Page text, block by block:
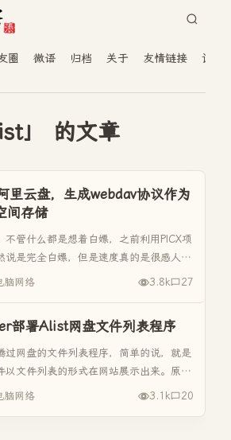
圈 微语 归档 关于 友情链接 读者
」 的文章
里云盘，生成webdav协议作为
间存储
不管什么都是想着白嫖，之前利用PICX项
说是完全白嫖，但是速度真的是很感人。
用的Staticaly这个CDN又被墙了，导航图
脑网络 3.8k 27
部署Alist网盘文件列表程序
过网盘的文件列表程序，简单的说，就是
以文件列表的形式在网站展示出来。原来
别人有我也就有要。后来没有多长时
脑网络 3.1k 20